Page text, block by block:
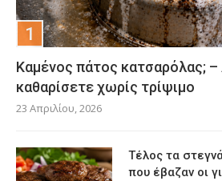
Καμένος πάτος κατσαρόλας;
καθαρίσετε χωρίς τρίψιμο
23 Απριλίου, 2026
Τέλος τα
που έβαζαν οι